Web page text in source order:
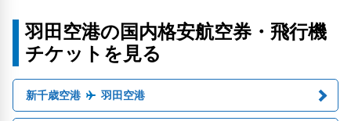
羽田空港の国内格安航空券・飛行機
チケットを見る
新千歳空港 羽田空港